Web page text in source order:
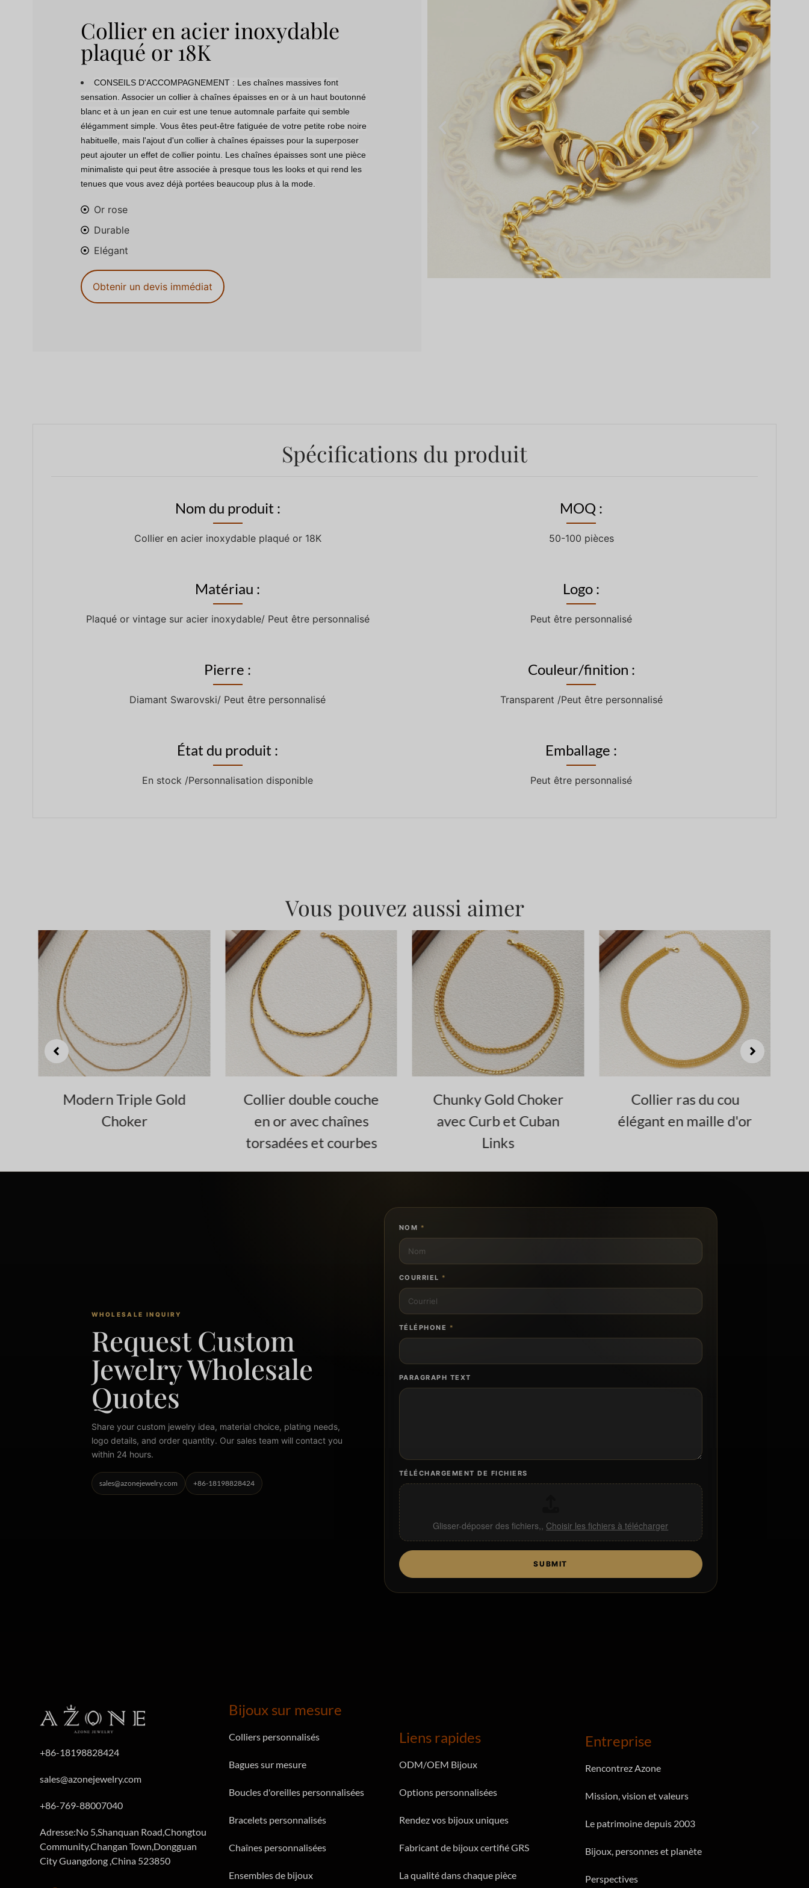
Collier en acier inoxydable
plaqué or 18K
CONSEILS D'ACCOMPAGNEMENT : Les chaînes massives font
sensation. Associer un collier à chaînes épaisses en or à un haut boutonné
blanc et à un jean en cuir est une tenue automnale parfaite qui semble
élégamment simple. Vous êtes peut-être fatiguée de votre petite robe noire
habituelle, mais l'ajout d'un collier à chaînes épaisses pour la superposer
peut ajouter un effet de collier pointu. Les chaînes épaisses sont une pièce
minimaliste qui peut être associée à presque tous les looks et qui rend les
tenues que vous avez déjà portées beaucoup plus à la mode.
Or rose
Durable
Elégant
Obtenir un devis immédiat
Spécifications du produit
Nom du produit :
Collier en acier inoxydable plaqué or 18K
MOQ :
50-100 pièces
Matériau :
Plaqué or vintage sur acier inoxydable/ Peut être personnalisé
Logo :
Peut être personnalisé
Pierre :
Diamant Swarovski/ Peut être personnalisé
Couleur/finition :
Transparent /Peut être personnalisé
État du produit :
En stock /Personnalisation disponible
Emballage :
Peut être personnalisé
Vous pouvez aussi aimer
Modern Triple Gold
Choker
Collier double couche
en or avec chaînes
torsadées et courbes
Chunky Gold Choker
avec Curb et Cuban
Links
Collier ras du cou
élégant en maille d'or
WHOLESALE INQUIRY
Request Custom
Jewelry Wholesale
Quotes
Share your custom jewelry idea, material choice, plating needs,
logo details, and order quantity. Our sales team will contact you
within 24 hours.
sales@azonejewelry.com +86-18198828424
NOM *
COURRIEL *
TÉLÉPHONE *
PARAGRAPH TEXT
TÉLÉCHARGEMENT DE FICHIERS
Glisser-déposer des fichiers,, Choisir les fichiers à télécharger
SUBMIT
+86-18198828424
sales@azonejewelry.com
+86-769-88007040
Adresse:No 5,Shanquan Road,Chongtou
Community,Changan Town,Dongguan
City Guangdong ,China 523850
Bijoux sur mesure
Colliers personnalisés
Bagues sur mesure
Boucles d'oreilles personnalisées
Bracelets personnalisés
Chaînes personnalisées
Ensembles de bijoux
Liens rapides
ODM/OEM Bijoux
Options personnalisées
Rendez vos bijoux uniques
Fabricant de bijoux certifié GRS
La qualité dans chaque pièce
Entreprise
Rencontrez Azone
Mission, vision et valeurs
Le patrimoine depuis 2003
Bijoux, personnes et planète
Perspectives